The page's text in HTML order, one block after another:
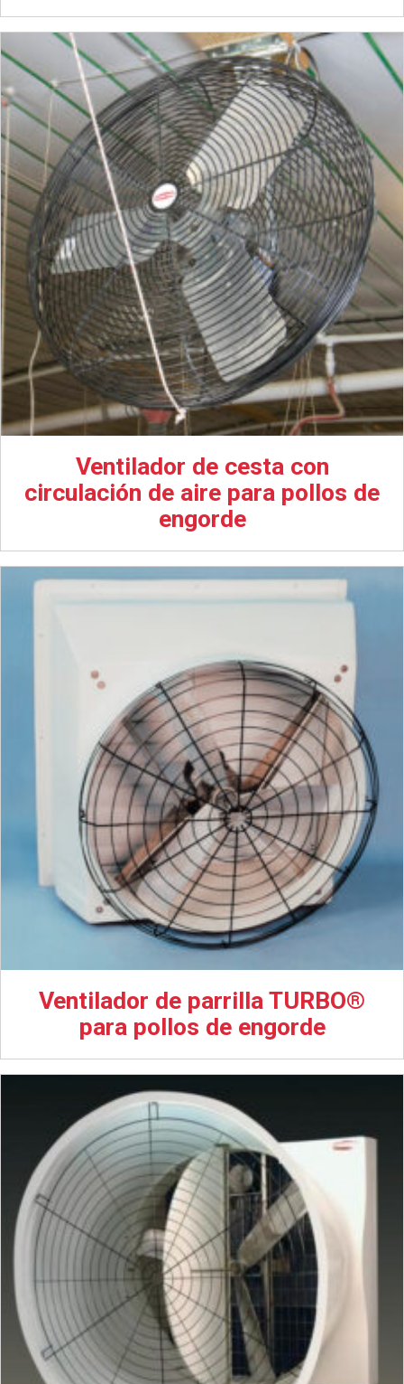
Ventilador de cesta con
circulación de aire para pollos de
engorde
Ventilador de parrilla TURBO®
para pollos de engorde